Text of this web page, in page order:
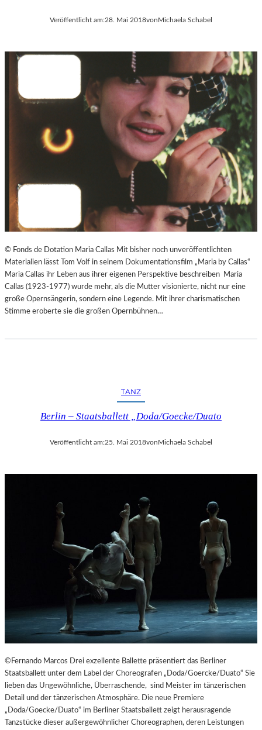
Veröffentlicht am:28. Mai 2018von Michaela Schabel
© Fonds de Dotation Maria Callas Mit bisher noch unveröffentlichten
Materialien lässt Tom Volf in seinem Dokumentationsfilm „Maria by Callas“
Maria Callas ihr Leben aus ihrer eigenen Perspektive beschreiben Maria
Callas (1923-1977) wurde mehr, als die Mutter visionierte, nicht nur eine
große Opernsängerin, sondern eine Legende. Mit ihrer charismatischen
Stimme eroberte sie die großen Opernbühnen…
TANZ
Berlin – Staatsballett „Doda/Goecke/Duato
Veröffentlicht am:25. Mai 2018vonMichaela Schabel
©Fernando Marcos Drei exzellente Ballette präsentiert das Berliner
Staatsballett unter dem Label der Choreografen „Doda/Goercke/Duato“ Sie
lieben das Ungewöhnliche, Überraschende, sind Meister im tänzerischen
Detail und der tänzerischen Atmosphäre. Die neue Premiere
„Doda/Goecke/Duato“ im Berliner Staatsballett zeigt herausragende
Tanzstücke dieser außergewöhnlicher Choreographen, deren Leistungen